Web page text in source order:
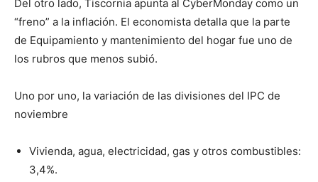
Del otro lado, Tiscornia apunta al CyberMonday como un
“freno” a la inflación. El economista detalla que la parte
de Equipamiento y mantenimiento del hogar fue uno de
los rubros que menos subió.
Uno por uno, la variación de las divisiones del IPC de
noviembre
Vivienda, agua, electricidad, gas y otros combustibles:
3,4%.